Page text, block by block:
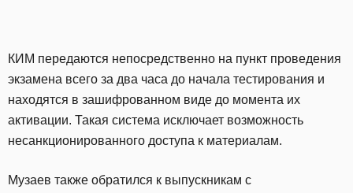
КИМ передаются непосредственно на пункт проведения
экзамена всего за два часа до начала тестирования и
находятся в зашифрованном виде до момента их
активации. Такая система исключает возможность
несанкционированного доступа к материалам.
Музаев также обратился к выпускникам с